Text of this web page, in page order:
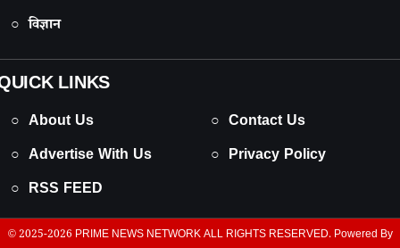
○ विज्ञान
LINKS
○ About Us
○ Contact Us
○ Advertise With Us
○ Privacy Policy
○ RSS FEED
© 2025-2026 PRIME NEWS NETWORKALL RIGHTS RESERVED. Powered By